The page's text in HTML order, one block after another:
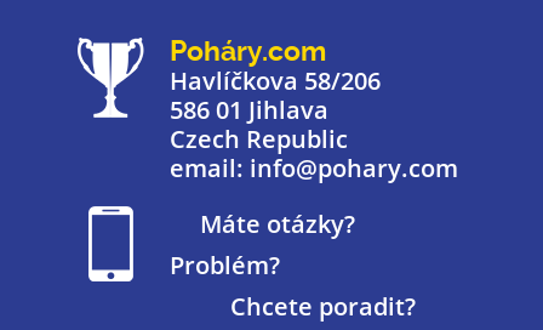
Poháry.com
Havlíčkova 58/206
586 01 Jihlava
Czech Republic
email: info@pohary.com
Máte otázky?
Problém?
Chcete poradit?